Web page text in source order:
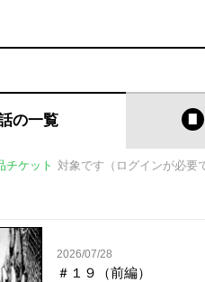
の一覧
チケット 対象です（ログインが必要
2026/07/28
＃１９（前編）